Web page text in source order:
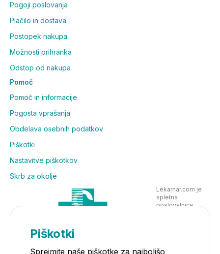
Pogoji poslovanja
Plačilo in dostava
Postopek nakupa
Možnosti prihranka
Odstop od nakupa
Pomoč
Pomoč in informacije
Pogosta vprašanja
Obdelava osebnih podatkov
Piškotki
Nastavitve piškotkov
Skrb za okolje
Lekarnar.com je
spletna
poslovalnica
Piškotki
Sprejmite naše piškotke za najboljšo